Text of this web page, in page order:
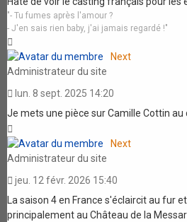
"- Tu fumes après l'amour ?
- J'en sais rien baby, j'ai jamais regardé !"
Next
Administrateur du site
lun. 8 sept. 2025 14:20
Je mets une pièce sur Camille Cottin au
Next
Administrateur du site
jeu. 12 févr. 2026 15:40
La saison 4 en France s'éclaircit au fur
principalement au Château de la